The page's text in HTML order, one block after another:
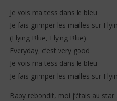
septembre
2025
Stone
Je vois ma tess dans le bleu
Je fais grimper les mailles sur
(Flying Blue, Flying Blue)
Everyday, c’est very good
Je vois ma tess dans le bleu
Je fais grimper les mailles sur
Baby rebondit, moi j’étais au